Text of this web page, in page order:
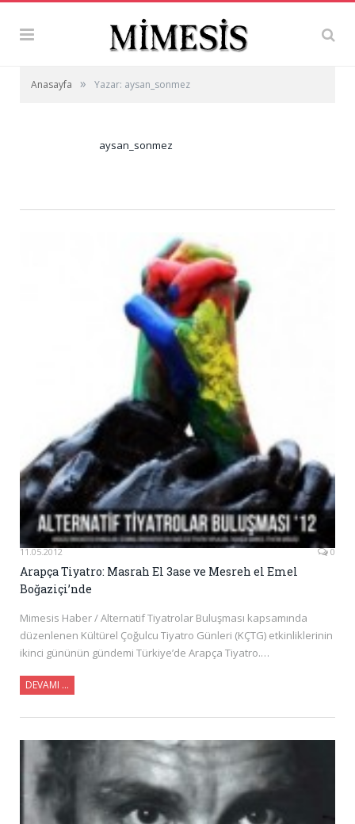
Anasayfa » Yazar: aysan_sonmez
aysan_sonmez
11.05.2012 0
Arapça Tiyatro: Masrah El 3ase ve Mesreh el Emel
Boğaziçi’nde
Mimesis Haber / Alternatif Tiyatrolar Buluşması kapsamında
düzenlenen Kültürel Çoğulcu Tiyatro Günleri (KÇTG) etkinliklerinin
ikinci gününün gündemi Türkiye’de Arapça Tiyatro.…
DEVAMI …